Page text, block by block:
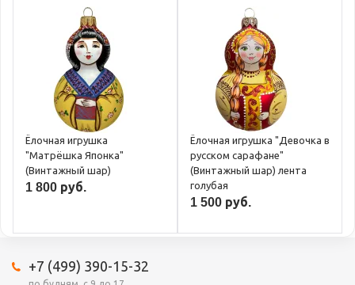
Ёлочная игрушка
"Матрёшка Японка"
(Винтажный шар)
1 800 руб.
Ёлочная игрушка "Девочка в
русском сарафане"
(Винтажный шар) лента
голубая
1 500 руб.
+7 (499) 390-15-32